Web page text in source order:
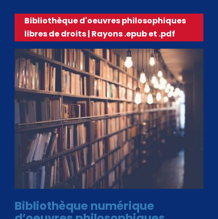
Bibliothèque d'oeuvres philosophiques
libres de droits | Rayons .epub et .pdf
Bibliothèque numérique